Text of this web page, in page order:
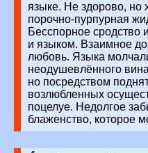
языке. Не здорово, но
порочно-пурпурная
Бесспорное
и языком. Взаимное
любовь. Языка
неодушевлённого
но посредством
возлюбленных
поцелуе. Недолгое
блаженство, которое